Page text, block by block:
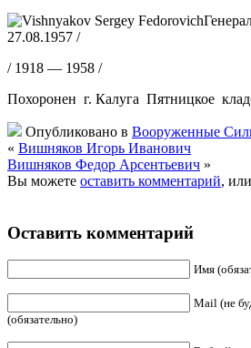
27.08.1957 /
/ 1918 — 1958 /
Похоронен г. Калуга Пятницкое
Опубликовано в Вооруженные
« Вишняков Игорь Иванович
Вишняков Федор Арсентьевич »
Вы можете оставить комментарий, или
Оставить комментарий
Имя
Mail (не
(обязательно)